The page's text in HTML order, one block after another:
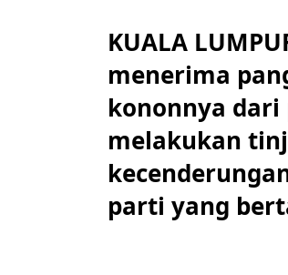
KUALA
menerima
kononnya
melakukan
parti yang